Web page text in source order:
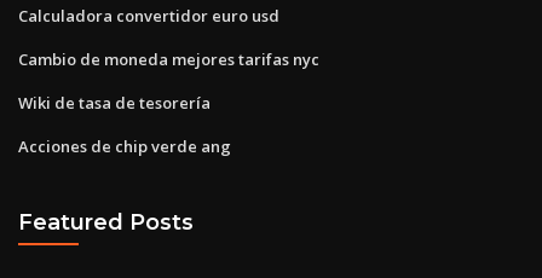
Calculadora convertidor euro usd
Cambio de moneda mejores tarifas nyc
Wiki de tasa de tesorería
Acciones de chip verde ang
Featured Posts